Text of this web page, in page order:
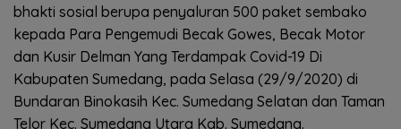
bhakti sosial berupa penyaluran 500 paket sembako
kepada Para Pengemudi Becak Gowes, Becak Motor
dan Kusir Delman Yang Terdampak Covid-19 Di
Kabupaten Sumedang, pada Selasa (29/9/2020) di
Bundaran Binokasih Kec. Sumedang Selatan dan Taman
Telor Kec. Sumedang Utara Kab. Sumedang.